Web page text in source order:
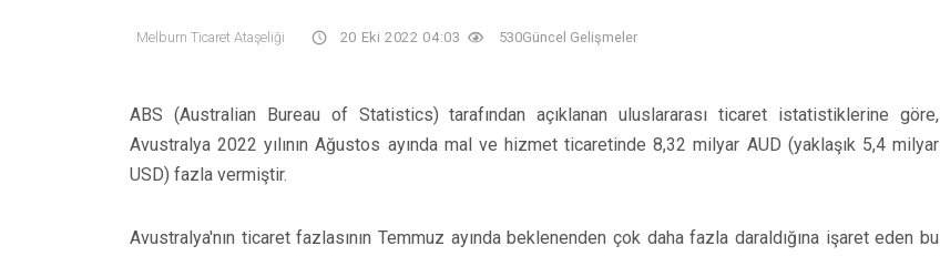
Melburn Ticaret Ataşeliği 20 Eki 2022 04:03 530Güncel Gelişmeler
ABS (Australian Bureau of Statistics) tarafından açıklanan uluslararası ticaret istatistiklerine göre,
Avustralya 2022 yılının Ağustos ayında mal ve hizmet ticaretinde 8,32 milyar AUD (yaklaşık 5,4 milyar
USD) fazla vermiştir.
Avustralya'nın ticaret fazlasının Temmuz ayında beklenenden çok daha fazla daraldığına işaret eden bu